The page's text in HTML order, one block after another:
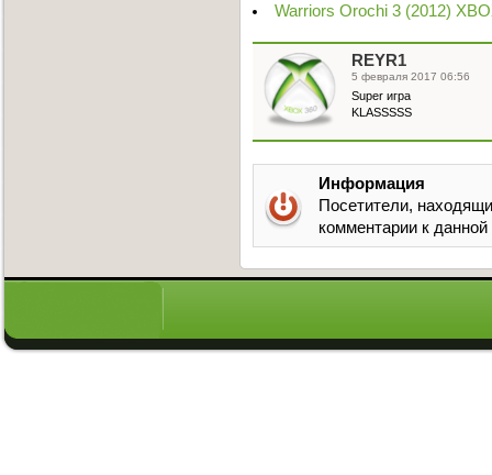
Warriors Orochi 3 (2012)
REYR1
5 февраля 2017 06:56
Super игра
KLASSSSS
Информация
Посетители,
комментарии к